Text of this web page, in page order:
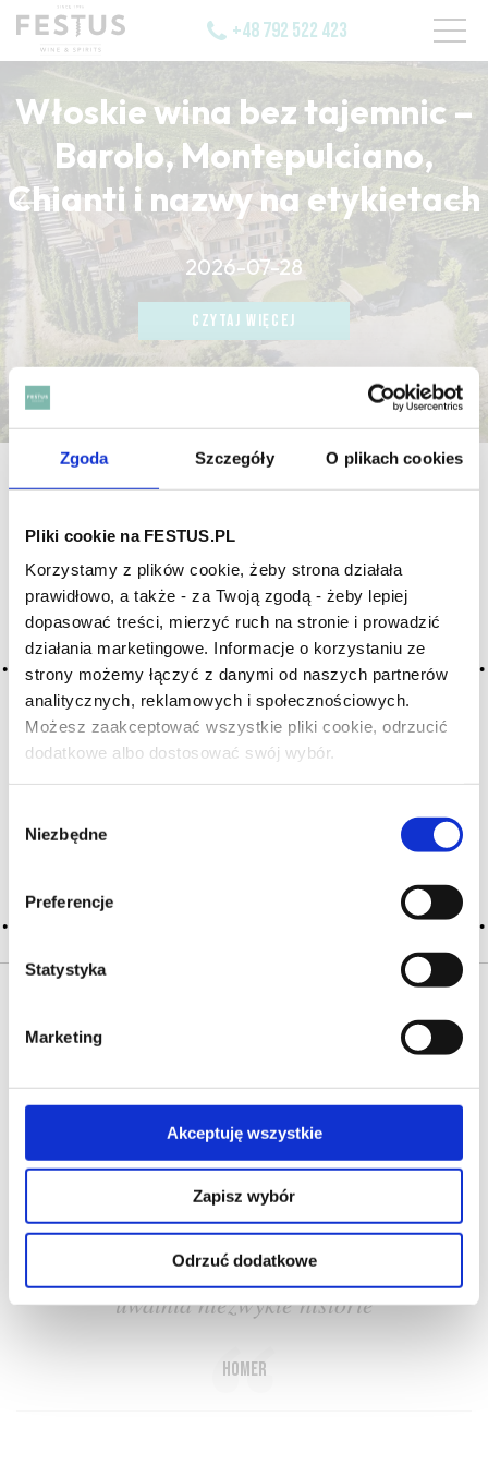
Zgoda Szczegóły O plikach cookies
Pliki cookie na FESTUS.PL
Korzystamy z plików cookie, żeby strona działała
prawidłowo, a także - za Twoją zgodą - żeby lepiej
dopasować treści, mierzyć ruch na stronie i prowadzić
działania marketingowe. Informacje o korzystaniu ze
strony możemy łączyć z danymi od naszych partnerów
analitycznych, reklamowych i społecznościowych.
Możesz zaakceptować wszystkie pliki cookie, odrzucić
dodatkowe albo dostosować swój wybór.
zgody
Niezbędne
Preferencje
Statystyka
Marketing
Akceptuję wszystkie
Zapisz wybór
Odrzuć dodatkowe
Czy masz ukończone 18 lat?
+48 792 522 423
Włoskie wina bez tajemnic –
Barolo, Montepulciano,
Chianti i nazwy na etykietach
2026-07-28
CZYTAJ WIĘCEJ
CZYTAJ WIĘCEJ
CZYTAJ WIĘCEJ
Archiwum wpisów tagu:
matured
dojrzałe, dojrzałość
2016-05-10
w sensie degustacyjnym moment, kiedy wszystkie elementy
składowe wina są w pełni rozwinięte i zharmonizowane,
a wino osiągnęło optymalne możliwości smakowe
i aromatyczne; synonim apogeum; d. jest jednym
rozkwitłe, gotowe … Więcej dojrzałe, dojrzałość →
OFERTA ONLINE PRODUCENCI
PRZEWODNIK
SŁOWNIK
Wino to cudotwórca. Rozwiązuje języki i
uwalnia niezwykłe historie
Homer